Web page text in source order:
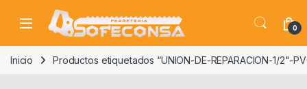
Skip to navigation
Skip to content
0
Inicio Productos etiquetados “UNION-DE-REPARACION-1/2"-